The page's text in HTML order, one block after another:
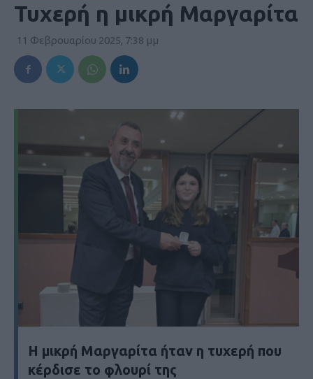
Τυχερή η μικρή Μαργαρίτα
11 Φεβρουαρίου 2025, 7:38 μμ
Η μικρή Μαργαρίτα ήταν η τυχερή που
κέρδισε το φλουρί της